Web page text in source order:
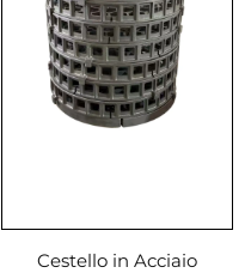
Cestello in Acciaio